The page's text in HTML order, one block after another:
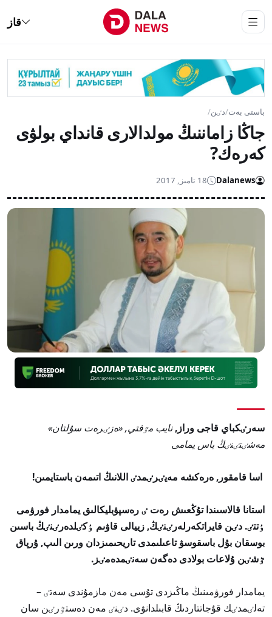
قاز
باستى بەت/دٸن/
جاڭا زاماننىڭ مولدالارى قانداي بولۋى
كەرەك?
Dalanews 18 تامىز, 2017
سەرٸكباي قاجى وراز, نايب مٷفتي, «ەزٸرەت سۇلتان»
مەشٸتٸنٸڭ باس يمامى
اسا قامقور, ەرەكشە مەيٸرٸمدٸ اللانىڭ اتىمەن باستايمىن!
استانا قالاسىندا تۇڭعىش رەت ٸ رەسپۋبليكالىق يمامدار فورۋمى
ٶتتٸ. دٸن قايراتكەرلەرٸنٸڭ, زييالى قاۋىم ٶكٸلدەرٸنٸڭ باسىن
بوسقان بۇل باسقوسۋ تاعىلىمدى تاريحىمىزدان ورىن الىپ, ۇرپاق
ٷشٸن ۇلاعات بولادى دەگەن سەنٸمدەمٸز.
يمامدار فورۋمىنىڭ ماڭىزدى تۇسى مەن مازمۇندى سەتٸ –
تەلٸمدٸك قۇجاتتاردىڭ قابىلدانۋى. دٸنٸ مەن دەستٷرٸن سان